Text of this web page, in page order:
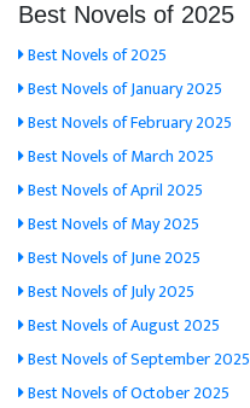
Best Novels of 2025
Best Novels of 2025
Best Novels of January 2025
Best Novels of February 2025
Best Novels of March 2025
Best Novels of April 2025
Best Novels of May 2025
Best Novels of June 2025
Best Novels of July 2025
Best Novels of August 2025
Best Novels of September 2025
Best Novels of October 2025